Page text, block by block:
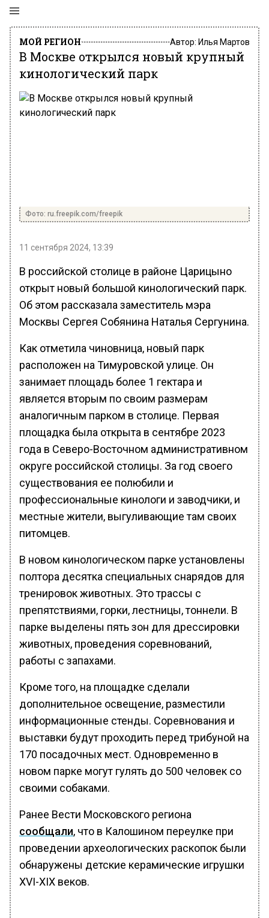
МОЙ РЕГИОН Автор: Илья Мартов
В Москве открылся новый крупный
кинологический парк
Фото: ru.freepik.com/freepik
11 сентября 2024, 13:39
В российской столице в районе Царицыно
открыт новый большой кинологический парк.
Об этом рассказала заместитель мэра
Москвы Сергея Собянина Наталья Сергунина.
Как отметила чиновница, новый парк
расположен на Тимуровской улице. Он
занимает площадь более 1 гектара и
является вторым по своим размерам
аналогичным парком в столице. Первая
площадка была открыта в сентябре 2023
года в Северо-Восточном административном
округе российской столицы. За год своего
существования ее полюбили и
профессиональные кинологи и заводчики, и
местные жители, выгуливающие там своих
питомцев.
В новом кинологическом парке установлены
полтора десятка специальных снарядов для
тренировок животных. Это трассы с
препятствиями, горки, лестницы, тоннели. В
парке выделены пять зон для дрессировки
животных, проведения соревнований,
работы с запахами.
Кроме того, на площадке сделали
дополнительное освещение, разместили
информационные стенды. Соревнования и
выставки будут проходить перед трибуной на
170 посадочных мест. Одновременно в
новом парке могут гулять до 500 человек со
своими собаками.
Ранее Вести Московского региона
сообщали, что в Калошином переулке при
проведении археологических раскопок были
обнаружены детские керамические игрушки
XVI-XIX веков.